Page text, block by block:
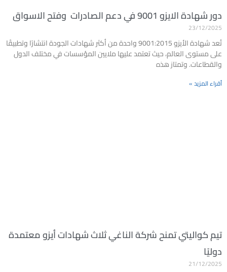
دور شهادة الايزو 9001 في دعم الصادرات وفتح الاسواق
23/12/2025
تُعد شهادة الأيزو 9001:2015 واحدة من أكثر شهادات الجودة انتشارًا وتطبيقًا
على مستوى العالم، حيث تعتمد عليها ملايين المؤسسات في مختلف الدول
والقطاعات. وتمتاز هذه
أقراء المزيد »
تيم كواليتي تمنح شركة الناغي ثلاث شهادات أيزو معتمدة
دوليًا
21/12/2025